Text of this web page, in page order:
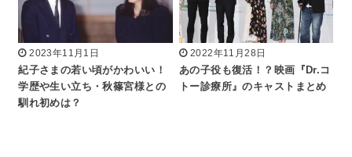
2023年11月1日
紀子さまの若い頃がかわいい！
学歴や生い立ち・秋篠宮様との
馴れ初めは？
2022年11月28日
あの子役も復活！？映画『Dr.コ
トー診療所』のキャストまとめ